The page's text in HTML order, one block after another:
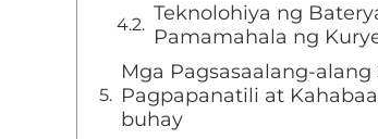
Teknolohiya ng
Pamamahala ng
Mga Pagsasaalang-alang
Pagpapanatili at
buhay